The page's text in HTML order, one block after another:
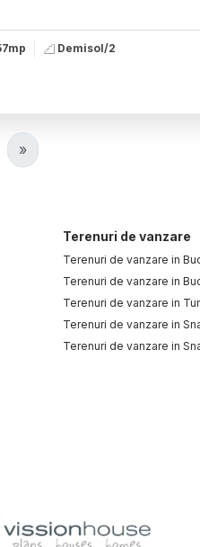
Demisol/2
»
Terenuri de vanzare
Terenuri de vanzare in
Terenuri de vanzare in
Terenuri de vanzare in
Terenuri de vanzare in
Terenuri de vanzare in